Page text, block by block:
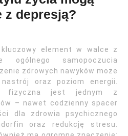
z depresją?
element w walce z
samopoczucia
zdrowych nawyków może
oraz poziom energii.
fizyczna jest jednym z
– nawet codzienny spacer
dla zdrowia psychicznego
oraz redukcję stresu.